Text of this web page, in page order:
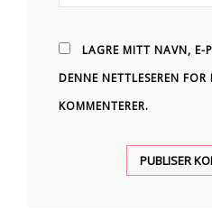
LAGRE MITT NAVN, E-
DENNE NETTLESEREN FOR
KOMMENTERER.